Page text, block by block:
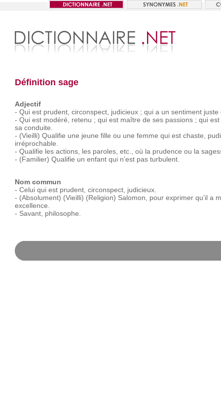
Définition sage
Adjectif
- Qui est prudent, circonspect, judicieux ; qui a un sentiment juste
- Qui est modéré, retenu ; qui est maître de ses passions ; qui est
sa conduite.
- (Vieilli) Qualifie une jeune fille ou une femme qui est chaste,
irréprochable.
- Qualifie les actions, les paroles, etc., où la prudence ou la
- (Familier) Qualifie un enfant qui n’est pas turbulent.
Nom commun
- Celui qui est prudent, circonspect, judicieux.
- (Absolument) (Vieilli) (Religion) Salomon, pour exprimer qu’il a
excellence.
- Savant, philosophe.